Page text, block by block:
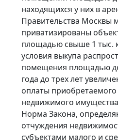
находящихся у них в
Правительства Москвы
приватизированы
площадью свыше 1 тыс.
условия выкупа
помещения площадью
года до трех лет
оплаты
недвижимого
Норма Закона,
отчуждения
субъектами малого и